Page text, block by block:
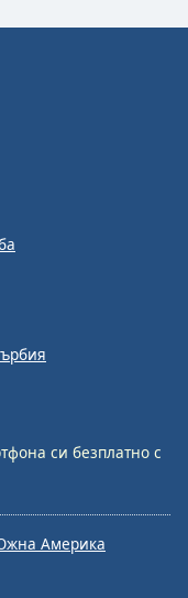
си безплатно с
Америка